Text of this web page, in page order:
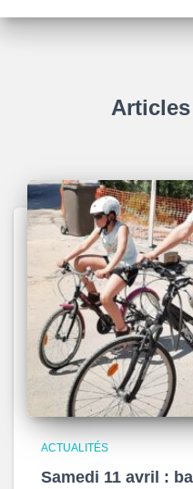
ACTUALITÉS
Samedi 11 avril :